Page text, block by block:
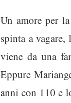
Un amore per
spinta a
viene da una
Eppure
anni con 110 e